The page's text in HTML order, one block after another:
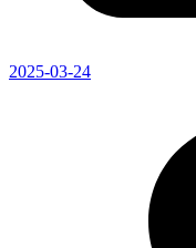
2025-03-24